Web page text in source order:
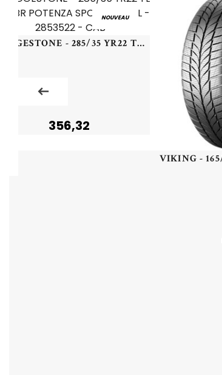
NOUVEAU
BRIDGESTONE - 285/35 YR22 TL 106Y BR POTENZA SPORT EVO XL - 2853522 - CAB
356,32